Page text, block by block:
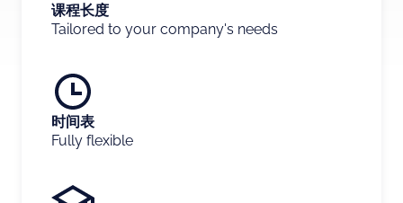
课程长度
Tailored to your company's needs
时间表
Fully flexible